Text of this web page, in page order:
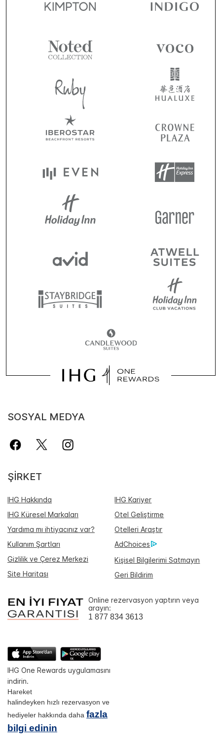
SOSYAL MEDYA
ŞIRKET
IHG Hakkında
IHG Kariyer
IHG Küresel Markaları
Otel Geliştirme
Yardıma mı ihtiyacınız var?
Otelleri Araştır
Kullanım Şartları
AdChoices
Gizlilik ve Çerez Merkezi
Kişisel Bilgilerimi Satmayın
Site Haritası
Geri Bildirim
Online rezervasyon yaptırın veya
arayın:
1 877 834 3613
IHG One Rewards uygulamasını
indirin.
Hareket
halindeyken hızlı rezervasyon ve
hediyeler hakkında daha fazla
bilgi edinin